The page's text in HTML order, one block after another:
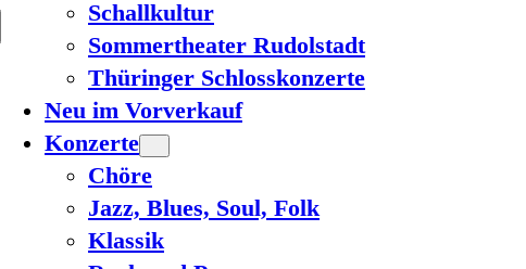
Schallkultur
Sommertheater Rudolstadt
Thüringer Schlosskonzerte
Neu im Vorverkauf
Konzerte
Chöre
Jazz, Blues, Soul, Folk
Klassik